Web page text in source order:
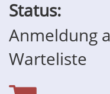
Status:
Anmeldung
Warteliste